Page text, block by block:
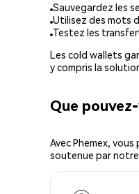
Sauvegardez les
Utilisez des mots
Testez les
Les cold wallets
y compris la
Que
Avec Phemex,
soutenue par